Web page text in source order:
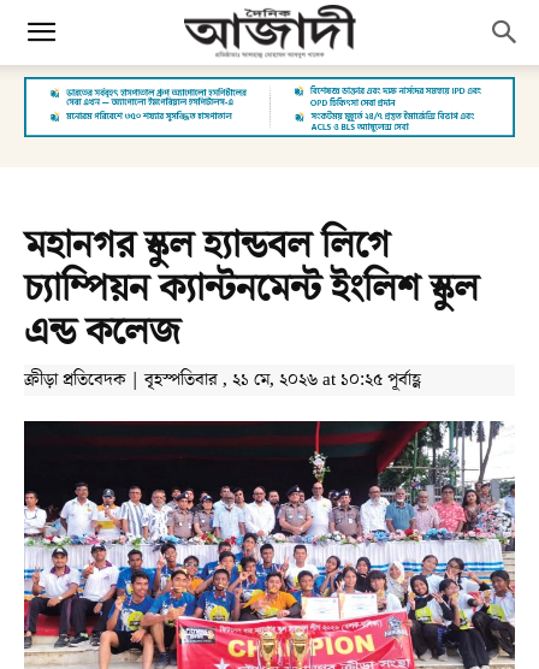
মহানগর স্কুল হ্যান্ডবল লিগে
চ্যাম্পিয়ন ক্যান্টনমেন্ট ইংলিশ স্কুল
এন্ড কলেজ
ক্রীড়া প্রতিবেদক | বৃহস্পতিবার , ২১ মে, ২০২৬ at ১০:২৫ পূর্বাহ্ণ